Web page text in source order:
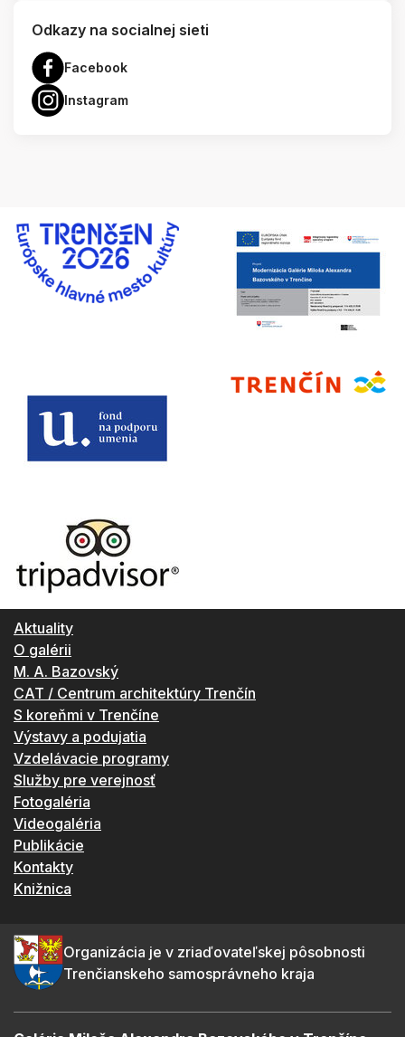
Odkazy na socialnej sieti
Facebook
Instagram
Aktuality
O galérii
M. A. Bazovský
CAT / Centrum architektúry Trenčín
S koreňmi v Trenčíne
Výstavy a podujatia
Vzdelávacie programy
Služby pre verejnosť
Fotogaléria
Videogaléria
Publikácie
Kontakty
Knižnica
Organizácia je v zriaďovateľskej pôsobnosti
Trenčianskeho samosprávneho kraja